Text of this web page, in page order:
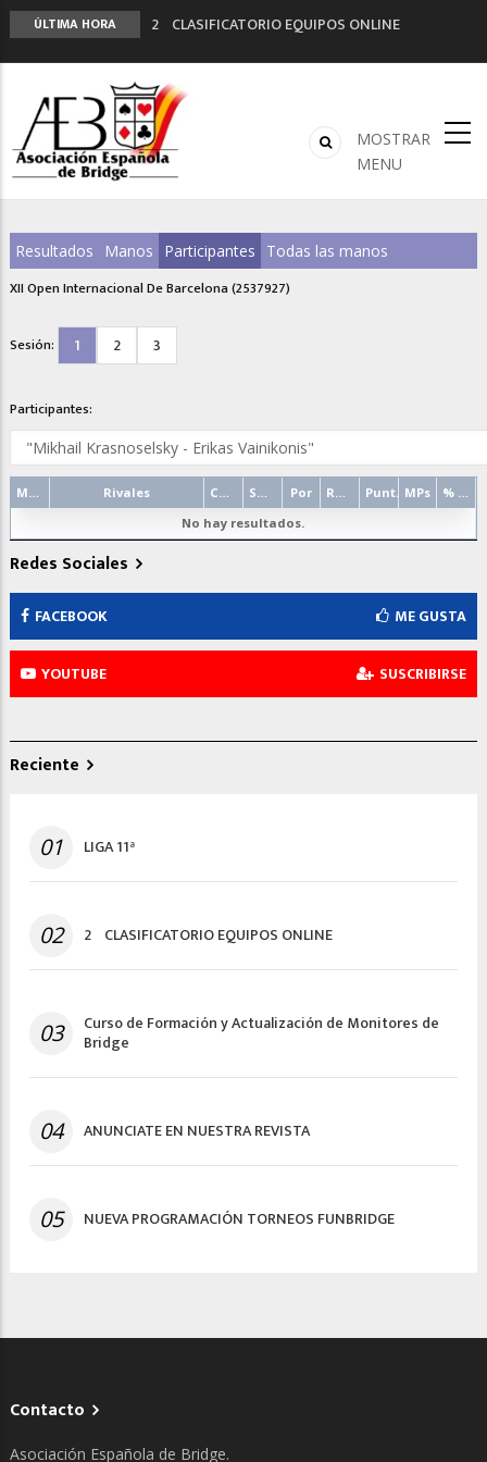
ÚLTIMA HORA
2º CLASIFICATORIO EQUIPOS ONLINE
ANUNCIATE EN NUESTRA REVISTA
NUEVA PROGRAMACIÓN TORNEOS FUNBRIDGE
LIGA 11ª
MOSTRAR
MENU
Resultados Manos Participantes Todas las manos
XII Open Internacional De Barcelona (2537927)
Sesión: 1 2 3
Participantes:
Rivales Por Punt. MPs
No hay resultados.
Redes Sociales
FACEBOOK ME GUSTA
YOUTUBE SUSCRIBIRSE
Reciente
01 LIGA 11ª
02 2º CLASIFICATORIO EQUIPOS ONLINE
03 Curso de Formación y Actualización de Monitores de
Bridge
04 ANUNCIATE EN NUESTRA REVISTA
05 NUEVA PROGRAMACIÓN TORNEOS FUNBRIDGE
Contacto
Asociación Española de Bridge.